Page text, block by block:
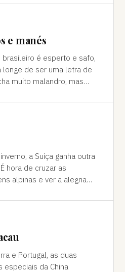
e manés
é esperto e safo,
longe de ser uma letra de
a Suíça ganha outra
hora de cruzar as
alpinas e ver a alegria
e Portugal, as duas
especiais da China